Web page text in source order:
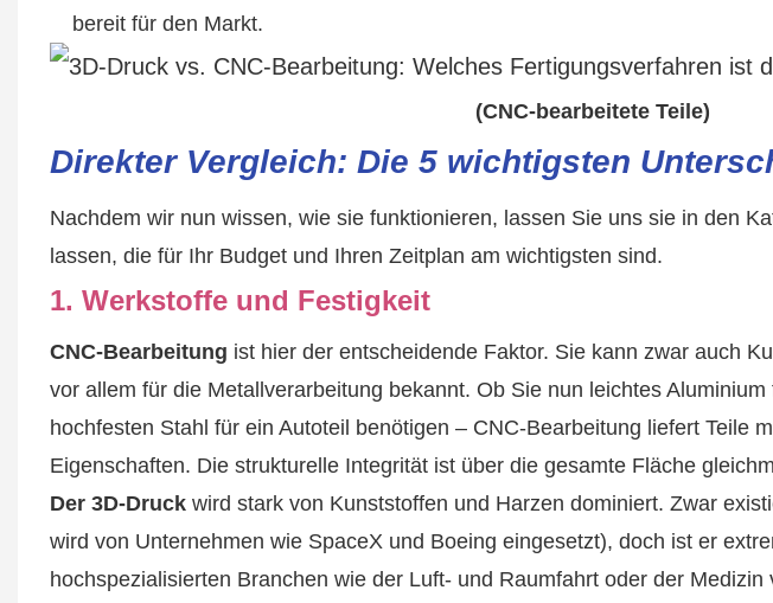
bereit für den Markt.
(CNC-bearbeitete Teile)
Direkter Vergleich: Die 5 wichtigsten
Nachdem wir nun wissen, wie sie funktionieren, lassen Sie uns sie in den
lassen, die für Ihr Budget und Ihren Zeitplan am wichtigsten sind.
1. Werkstoffe und Festigkeit
CNC-Bearbeitung ist hier der entscheidende Faktor. Sie kann zwar auch
vor allem für die Metallverarbeitung bekannt. Ob Sie nun leichtes
hochfesten Stahl für ein Autoteil benötigen – CNC-Bearbeitung liefert Teile
Eigenschaften. Die strukturelle Integrität ist über die gesamte Fläche
Der 3D-Druckwird stark von Kunststoffen und Harzen dominiert. Zwar
wird von Unternehmen wie SpaceX und Boeing eingesetzt), doch ist er
hochspezialisierten Branchen wie der Luft- und Raumfahrt oder der